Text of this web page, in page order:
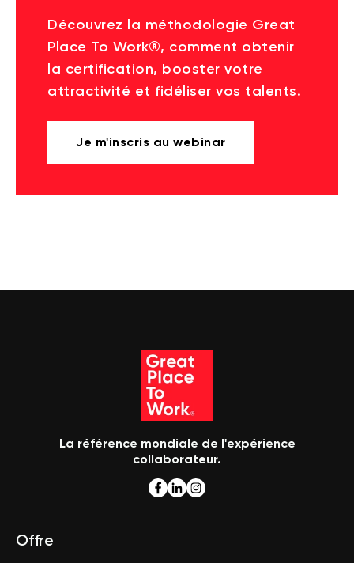
Découvrez la méthodologie Great
Place To Work®, comment obtenir
la certification, booster votre
attractivité et fidéliser vos talents.
Je m'inscris au webinar
La référence mondiale de l'expérience
collaborateur.
Offre